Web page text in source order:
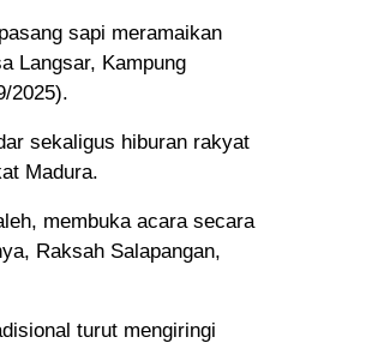
sapi meramaikan
Langsar, Kampung
2025).
sekaligus hiburan rakyat
Madura.
membuka acara secara
Raksah Salapangan,
turut mengiringi